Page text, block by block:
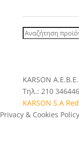
Αναζήτηση
ΚΑRSOΝ
Τηλ.: 210
KARSON S.A
Privacy & Cookies Policy